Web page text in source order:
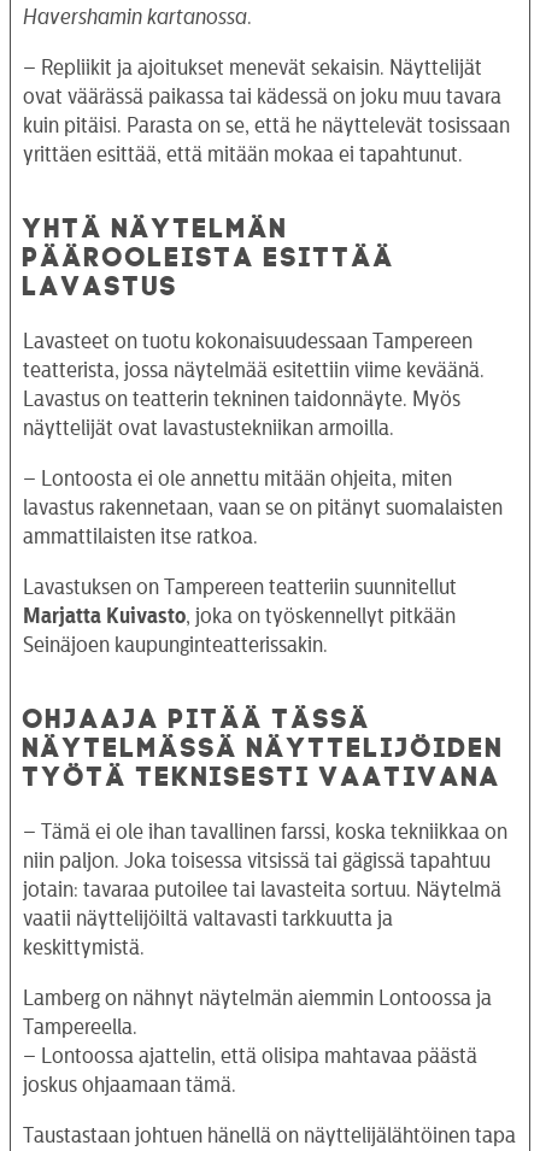
Havershamin kartanossa.
– Repliikit ja ajoitukset menevät sekaisin. Näyttelijät
ovat väärässä paikassa tai kädessä on joku muu tavara
kuin pitäisi. Parasta on se, että he näyttelevät tosissaan
yrittäen esittää, että mitään mokaa ei tapahtunut.
YHTÄ NÄYTELMÄN
PÄÄROOLEISTA ESITTÄÄ
LAVASTUS
Lavasteet on tuotu kokonaisuudessaan Tampereen
teatterista, jossa näytelmää esitettiin viime keväänä.
Lavastus on teatterin tekninen taidonnäyte. Myös
näyttelijät ovat lavastustekniikan armoilla.
– Lontoosta ei ole annettu mitään ohjeita, miten
lavastus rakennetaan, vaan se on pitänyt suomalaisten
ammattilaisten itse ratkoa.
Lavastuksen on Tampereen teatteriin suunnitellut
Marjatta Kuivasto, joka on työskennellyt pitkään
Seinäjoen kaupunginteatterissakin.
OHJAAJA PITÄÄ TÄSSÄ
NÄYTELMÄSSÄ NÄYTTELIJÖIDEN
TYÖTÄ TEKNISESTI VAATIVANA
– Tämä ei ole ihan tavallinen farssi, koska tekniikkaa on
niin paljon. Joka toisessa vitsissä tai gägissä tapahtuu
jotain: tavaraa putoilee tai lavasteita sortuu. Näytelmä
vaatii näyttelijöiltä valtavasti tarkkuutta ja
keskittymistä.
Lamberg on nähnyt näytelmän aiemmin Lontoossa ja
Tampereella.
– Lontoossa ajattelin, että olisipa mahtavaa päästä
joskus ohjaamaan tämä.
Taustastaan johtuen hänellä on näyttelijälähtöinen tapa